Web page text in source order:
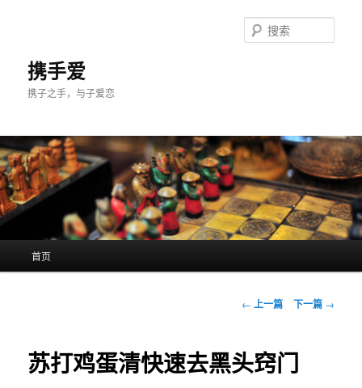
携手爱
携子之手，与子爱恋
索
首页
文
航
← 上一篇 下一篇 →
苏打鸡蛋清快速去黑头窍门